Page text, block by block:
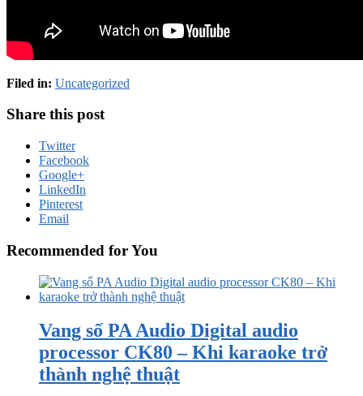
Filed in: Uncategorized
Share this post
Twitter
Facebook
Google+
LinkedIn
Pinterest
Email
Recommended for You
Vang số PA Audio Digital audio
processor CK80 – Khi karaoke trở
thành nghệ thuật